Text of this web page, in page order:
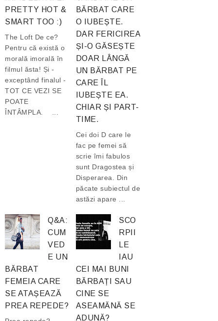
PRETTY HOT &
SMART TOO :)
The Loft De ce?
Pentru că există o
morală imorală în
filmul ăsta! Și -
exceptând finalul -
TOT CE VEZI SE
POATE
ÎNTÂMPLA. ...
BĂRBAT CARE
O IUBEȘTE.
DAR FERICIREA
ȘI-O GĂSEȘTE
DOAR LÂNGĂ
UN BĂRBAT PE
CARE ÎL
IUBEȘTE EA.
CHIAR ȘI PART-
TIME.
Cei doi D care le
fac pe femei să
scrie îmi fabulos
sunt Dragostea și
Disperarea. Din
păcate subiectul de
astăzi apare ...
Q&A:
CUM
VED
E UN
BĂRBAT
FEMEIA CARE
SE ATAȘEAZĂ
PREA REPEDE?
SCO
RPII
LE
IAU
CEI MAI BUNI
BĂRBAȚI SAU
CINE SE
ASEAMĂNĂ SE
ADUNĂ?